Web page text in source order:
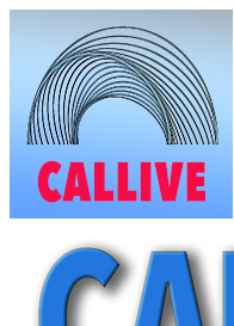
contenuto